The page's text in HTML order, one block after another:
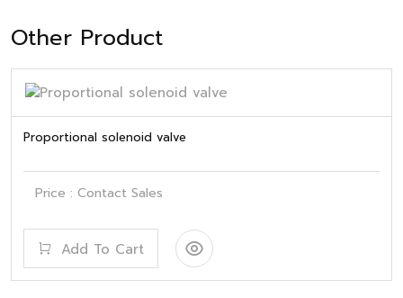
Other Product
Proportional solenoid valve
Price : Contact Sales
Add To Cart